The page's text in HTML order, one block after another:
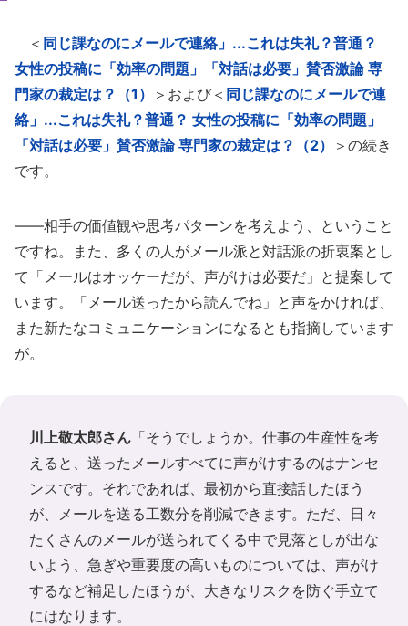
＜ 同じ課なのにメールで連絡」...これは失礼？普通？
女性の投稿に「効率の問題」「対話は必要」賛否激論 専
門家の裁定は？（1）
＞および＜ 同じ課なのにメールで連
絡」...これは失礼？普通？ 女性の投稿に「効率の問題」
「対話は必要」賛否激論 専門家の裁定は？（2）
＞の続き
です。
――相手の価値観や思考パターンを考えよう、ということ
ですね。また、多くの人がメール派と対話派の折衷案とし
て「メールはオッケーだが、声がけは必要だ」と提案して
います。「メール送ったから読んでね」と声をかければ、
また新たなコミュニケーションになるとも指摘しています
が。
川上敬太郎さん 「そうでしょうか。仕事の生産性を考
えると、送ったメールすべてに声がけするのはナンセ
ンスです。それであれば、最初から直接話したほう
が、メールを送る工数分を削減できます。ただ、日々
たくさんのメールが送られてくる中で見落としが出な
いよう、急ぎや重要度の高いものについては、声がけ
するなど補足したほうが、大きなリスクを防ぐ手立て
にはなります。